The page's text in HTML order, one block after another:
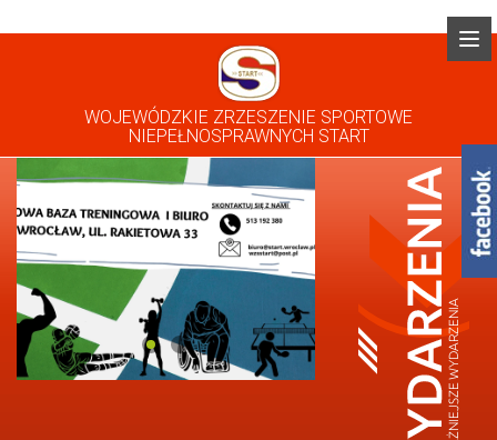
WOJEWÓDZKIE ZRZESZENIE SPORTOWE
NIEPEŁNOSPRAWNYCH START